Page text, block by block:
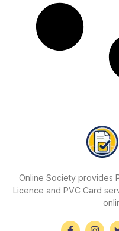
Online Society provides
Licence and PVC Card